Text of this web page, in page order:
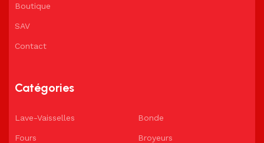
Boutique
SAV
Contact
Catégories
Lave-Vaisselles
Fours
Bonde
Broyeurs